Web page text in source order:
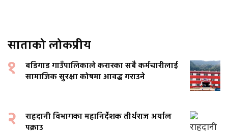
साताको लोकप्रीय
१
बडिगाड गाउँपालिकाले करारका सबै कर्मचारीलाई
सामाजिक सुरक्षा कोषमा आवद्ध गराउने
२
राहदानी विभागका महानिर्देशक तीर्थराज अर्याल
पक्राउ